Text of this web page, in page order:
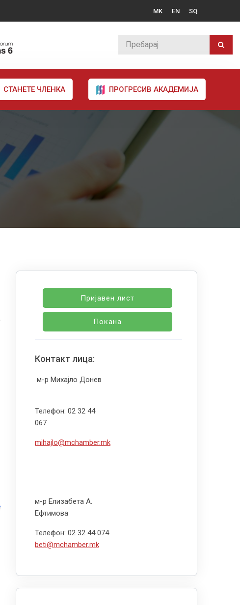
MK EN SQ
СТАНЕТЕ ЧЛЕНКА ПРОГРЕСИВ АКАДЕМИЈА
Пријавен лист
Покана
Контакт лица:
м-р Михајло Донев
Телефон: 02 32 44
067
mihajlo@mchamber.mk
м-р Елизабета А.
Ефтимова
Телефон: 02 32 44 074
beti@mchamber.mk